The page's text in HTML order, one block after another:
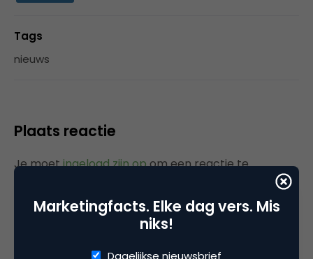
Tags
nieuws
Plaats reactie
Je moetingelogd zijn opom een reactie te
Marketingfacts. Elke dag vers. Mis
niks!
Dagelijkse nieuwsbrief